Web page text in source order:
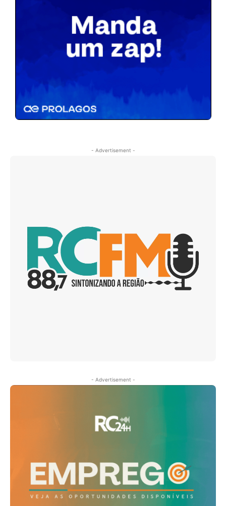
- Advertisement -
- Advertisement -